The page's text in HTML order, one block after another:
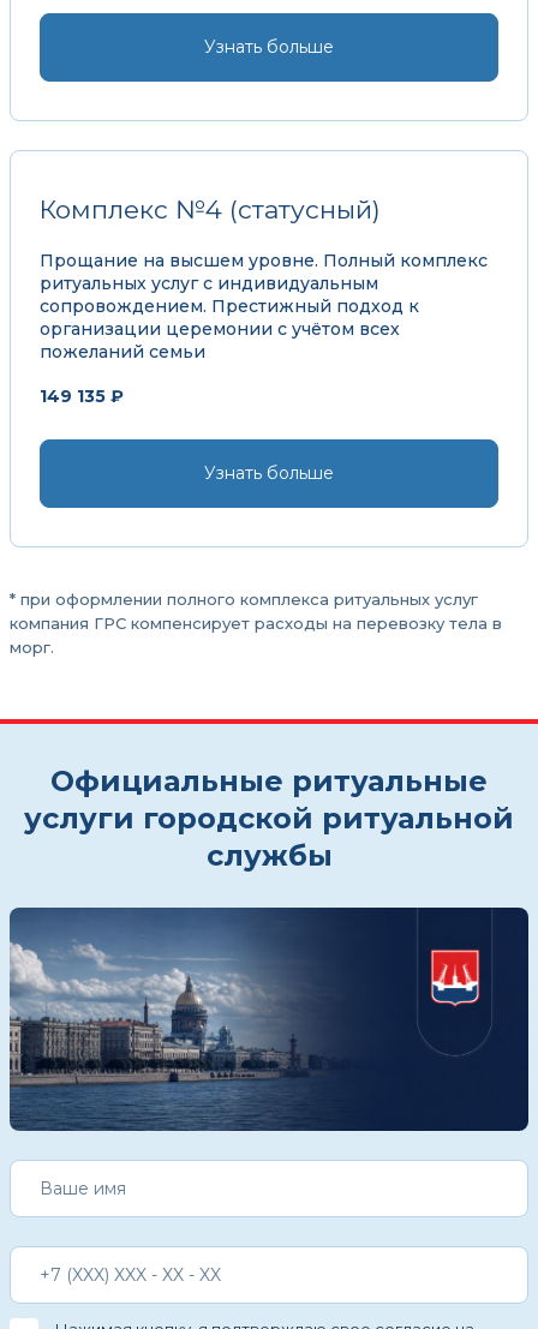
Узнать больше
Комплекс №4 (статусный)
Прощание на высшем уровне. Полный комплекс
ритуальных услуг с индивидуальным
сопровождением. Престижный подход к
организации церемонии с учётом всех
пожеланий семьи
149 135 ₽
Узнать больше
* при оформлении полного комплекса ритуальных услуг
компания ГРС компенсирует расходы на перевозку тела в
морг.
Официальные ритуальные
услуги городской ритуальной
службы